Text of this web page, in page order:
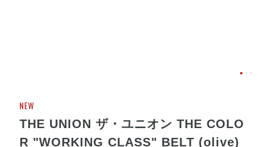
NEW
THE UNION ザ・ユニオン THE COLO
R "WORKING CLASS" BELT (olive)